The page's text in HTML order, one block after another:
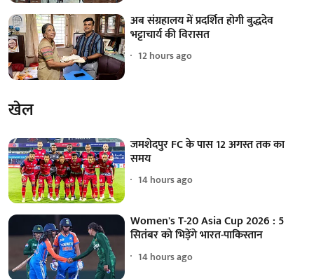
अब संग्रहालय में प्रदर्शित होगी बुद्धदेव
भट्टाचार्य की विरासत
12 hours ago
खेल
जमशेदपुर FC के पास 12 अगस्त तक का
समय
14 hours ago
Women's T-20 Asia Cup 2026 : 5
सितंबर को भिड़ेंगे भारत-पाकिस्तान
14 hours ago